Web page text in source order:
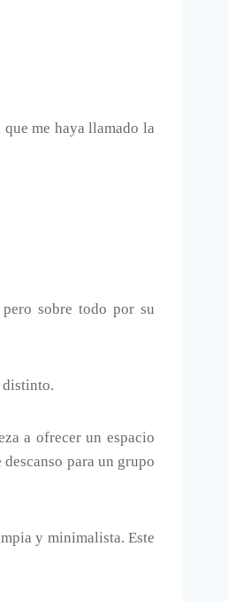
me haya llamado la
sobre todo por su
distinto.
a ofrecer un espacio
para un grupo
y minimalista. Este